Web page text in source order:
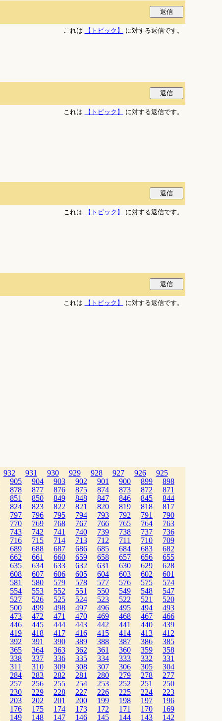
これは
【トピック】 に対する返信です。
これは
【トピック】 に対する返信です。
これは
【トピック】 に対する返信です。
これは
【トピック】 に対する返信です。
932 931 930 929 928 927 926
925
905 904 903 902 901 900 899
898
878 877 876 875 874 873 872
871
851 850 849 848 847 846 845
844
824 823 822 821 820 819 818
817
797 796 795 794 793 792 791
790
770 769 768 767 766 765 764
763
743 742 741 740 739 738 737
736
716 715 714 713 712 711 710
709
689 688 687 686 685 684 683
682
662 661 660 659 658 657 656
655
635 634 633 632 631 630 629
628
608 607 606 605 604 603 602
601
581 580 579 578 577 576 575
574
554 553 552 551 550 549 548
547
527 526 525 524 523 522 521
520
500 499 498 497 496 495 494
493
473 472 471 470 469 468 467
466
446 445 444 443 442 441 440
439
419 418 417 416 415 414 413
412
392 391 390 389 388 387 386
385
365 364 363 362 361 360 359
358
338 337 336 335 334 333 332
331
311 310 309 308 307 306 305
304
284 283 282 281 280 279 278
277
257 256 255 254 253 252 251
250
230 229 228 227 226 225 224
223
203 202 201 200 199 198 197
196
176 175 174 173 172 171 170
169
149 148 147 146 145 144 143 142